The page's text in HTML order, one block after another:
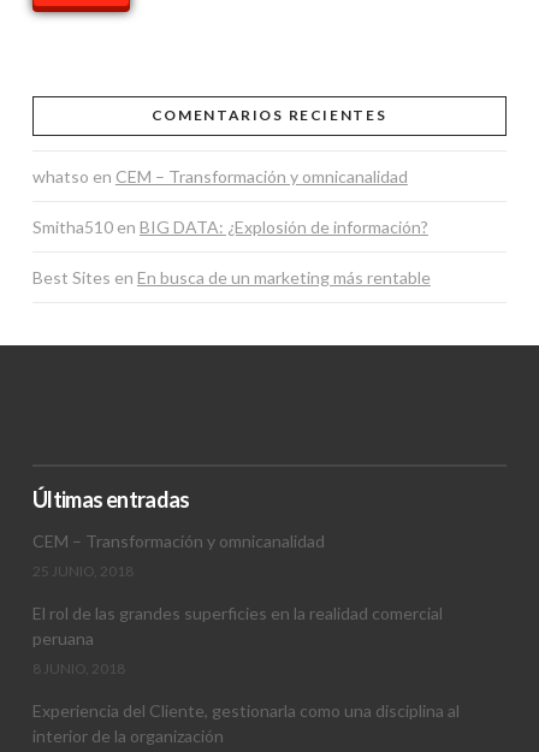
COMENTARIOS RECIENTES
whatso en CEM – Transformación y omnicanalidad
Smitha510en BIG DATA: ¿Explosión de información?
Best Sites en En busca de un marketing más rentable
Últimas entradas
CEM – Transformación y omnicanalidad
25 JUNIO, 2018
El rol de las grandes superficies en la realidad comercial
peruana
8 JUNIO, 2018
Experiencia del Cliente, gestionarla como una disciplina al
interior de la organización